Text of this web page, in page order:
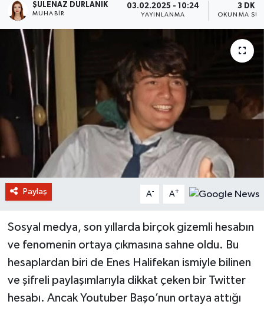
ŞULENAZ DURLANIK
MUHABIR
03.02.2025 - 10:24
YAYINLANMA
3 DK
OKUNMA
Paylaş A- A+
Sosyal medya, son yıllarda birçok gizemli hesabın
ve fenomenin ortaya çıkmasına sahne oldu. Bu
hesaplardan biri de Enes Halifekan ismiyle bilinen
ve şifreli paylaşımlarıyla dikkat çeken bir Twitter
hesabı. Ancak Youtuber Başo’nun ortaya attığı